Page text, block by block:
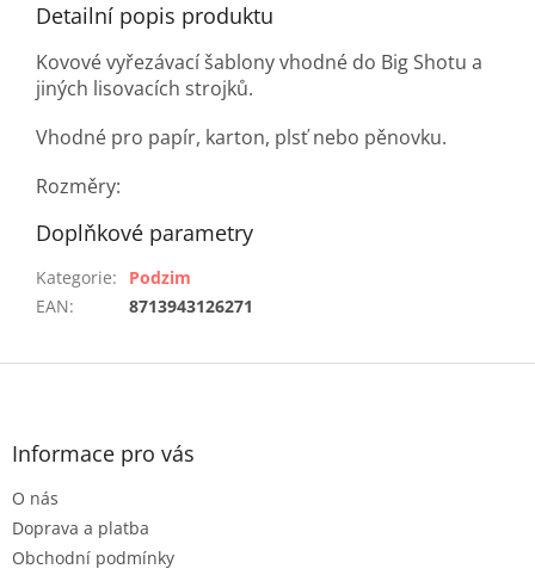
Detailní popis produktu
Kovové vyřezávací šablony vhodné do Big Shotu a
jiných lisovacích strojků.
Vhodné pro papír, karton, plsť nebo pěnovku.
Rozměry:
Doplňkové parametry
Kategorie:
Podzim
EAN: 8713943126271
Z
Informace pro vás
O nás
Doprava a platba
Obchodní podmínky